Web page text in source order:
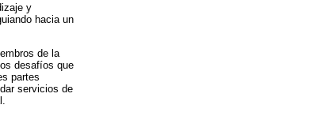
y
hacia un
de la
desafíos que
partes
servicios de